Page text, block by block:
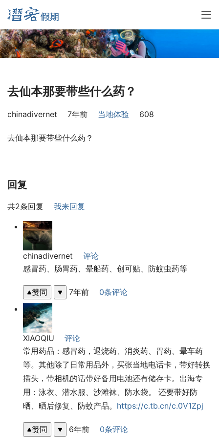
去仙本那要带些什么药？
chinadivernet 7年前 当地体验 608
去仙本那要带些什么药？
回复
共2条回复 我来回复
chinadivernet
评论
感冒药、肠胃药、晕船药、创可贴、防蚊虫药等
赞同 7年前 0条评论
XIAOQIU
评论
常用药品：感冒药，退烧药、消炎药、胃药、晕车药
等。其他除了日常用品外，买张当地电话卡，带好转换
插头，带相机的话带好备用电池还有储存卡。出海专
用：泳衣、潜水服、沙滩袜、防水袋。 还要带好防
晒、晒后修复、防蚊产品。 https://c.tb.cn/c.0V1Zpj
赞同 6年前 0条评论